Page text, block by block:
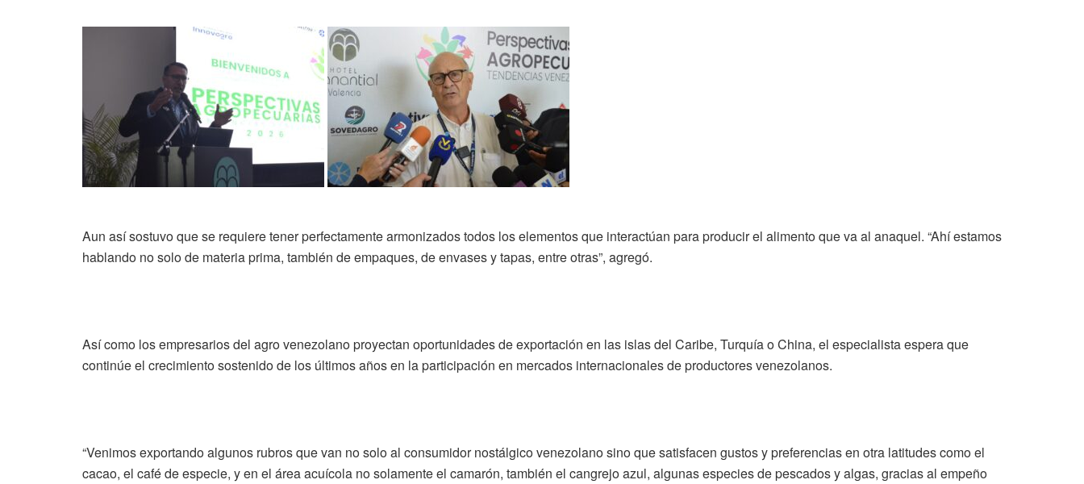
Aun así sostuvo que se requiere tener perfectamente armonizados todos los elementos que interactúan para producir el alimento que va al anaquel. “Ahí estamos
hablando no solo de materia prima, también de empaques, de envases y tapas, entre otras”, agregó.
Así como los empresarios del agro venezolano proyectan oportunidades de exportación en las islas del Caribe, Turquía o China, el especialista espera que
continúe el crecimiento sostenido de los últimos años en la participación en mercados internacionales de productores venezolanos.
“Venimos exportando algunos rubros que van no solo al consumidor nostálgico venezolano sino que satisfacen gustos y preferencias en otra latitudes como el
cacao, el café de especie, y en el área acuícola no solamente el camarón, también el cangrejo azul, algunas especies de pescados y algas, gracias al empeño